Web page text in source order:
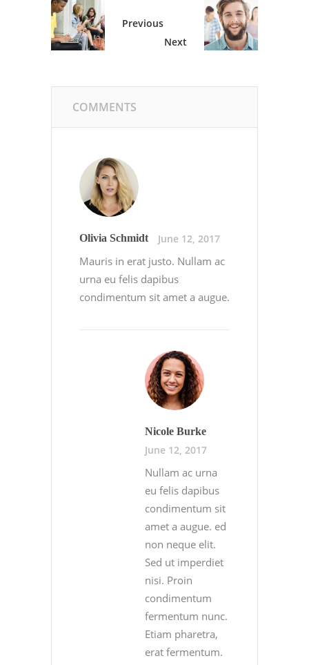
Previous
Next
COMMENTS
Olivia Schmidt June 12, 2017
Mauris in erat justo. Nullam ac
urna eu felis dapibus
condimentum sit amet a augue.
Nicole Burke
June 12, 2017
Nullam ac urna
eu felis dapibus
condimentum sit
amet a augue. ed
non neque elit.
Sed ut imperdiet
nisi. Proin
condimentum
fermentum nunc.
Etiam pharetra,
erat fermentum.